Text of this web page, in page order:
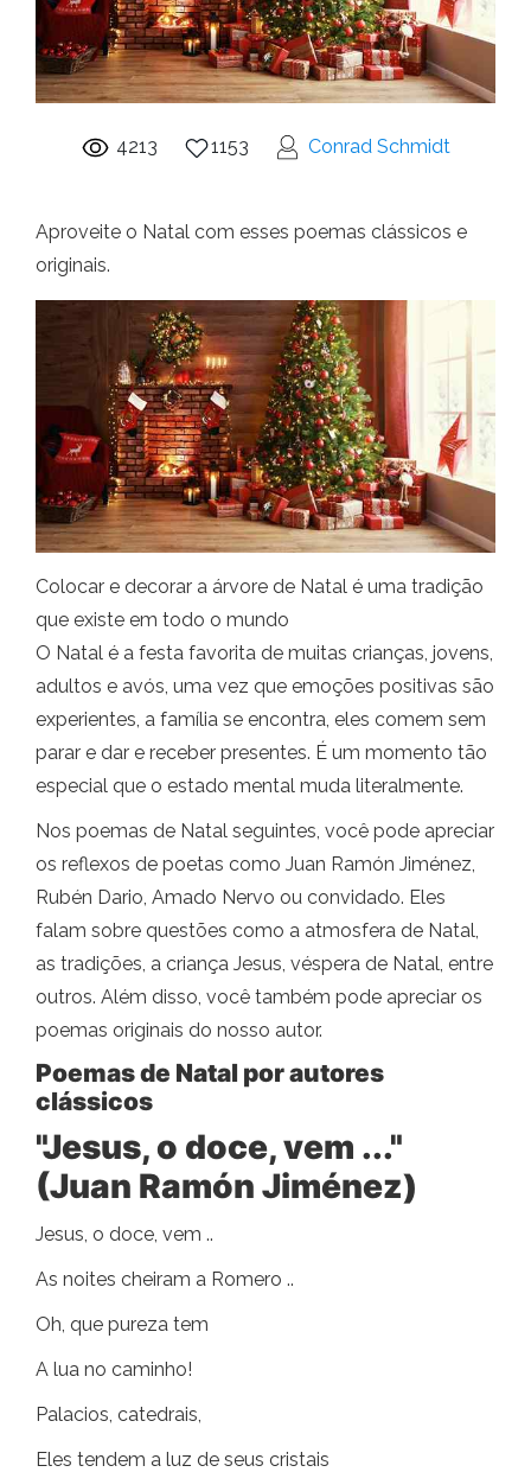
4213 1153 Conrad Schmidt
Aproveite o Natal com esses poemas clássicos e
originais.
Colocar e decorar a árvore de Natal é uma tradição
que existe em todo o mundo
O Natal é a festa favorita de muitas crianças, jovens,
adultos e avós, uma vez que emoções positivas são
experientes, a família se encontra, eles comem sem
parar e dar e receber presentes. É um momento tão
especial que o estado mental muda literalmente.
Nos poemas de Natal seguintes, você pode apreciar
os reflexos de poetas como Juan Ramón Jiménez,
Rubén Dario, Amado Nervo ou convidado. Eles
falam sobre questões como a atmosfera de Natal,
as tradições, a criança Jesus, véspera de Natal, entre
outros. Além disso, você também pode apreciar os
poemas originais do nosso autor.
Poemas de Natal por autores
clássicos
"Jesus, o doce, vem ..."
(Juan Ramón Jiménez)
Jesus, o doce, vem ..
As noites cheiram a Romero ..
Oh, que pureza tem
A lua no caminho!
Palacios, catedrais,
Eles tendem a luz de seus cristais